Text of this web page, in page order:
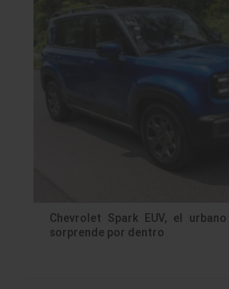
Chevrolet Spark EUV, el
sorprende por dentro